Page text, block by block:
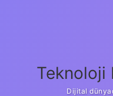
Teknoloji
Dijital